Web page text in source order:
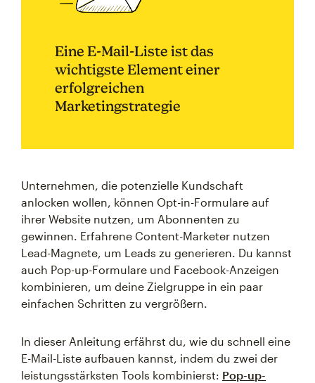
Eine E-Mail-Liste ist das
wichtigste Element einer
erfolgreichen
Marketingstrategie
Unternehmen, die potenzielle Kundschaft
anlocken wollen, können Opt-in-Formulare auf
ihrer Website nutzen, um Abonnenten zu
gewinnen. Erfahrene Content-Marketer nutzen
Lead-Magnete, um Leads zu generieren. Du kannst
auch Pop-up-Formulare und Facebook-Anzeigen
kombinieren, um deine Zielgruppe in ein paar
einfachen Schritten zu vergrößern.
In dieser Anleitung erfährst du, wie du schnell eine
E-Mail-Liste aufbauen kannst, indem du zwei der
leistungsstärksten Tools kombinierst: Pop-up-